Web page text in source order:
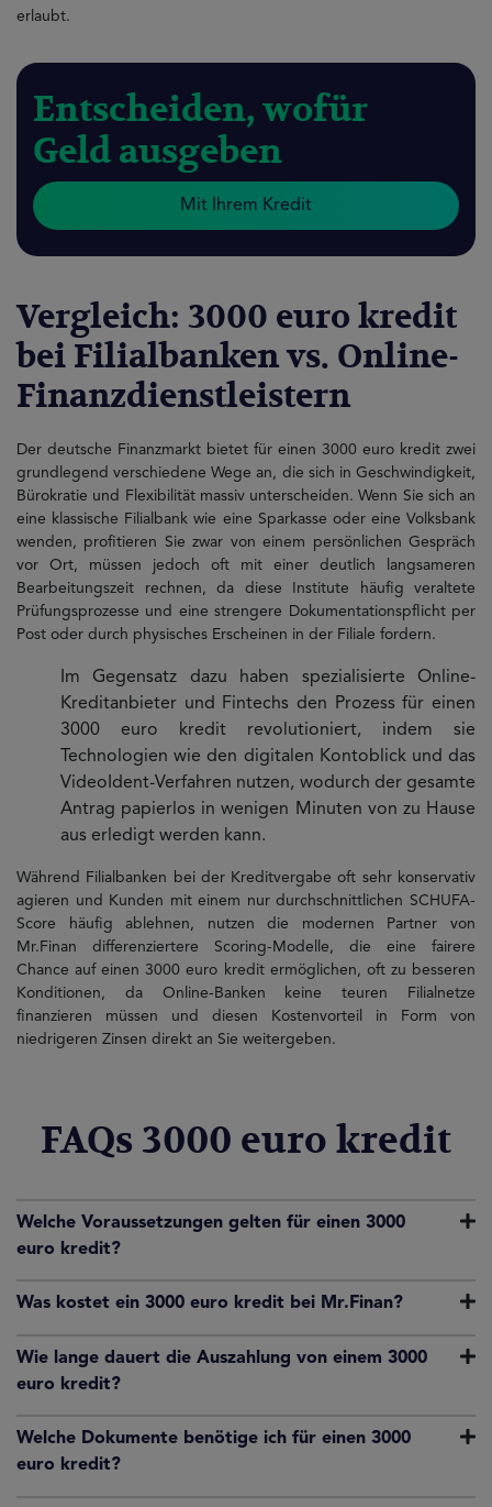
erlaubt.
Entscheiden, wofür
Geld ausgeben
Mit Ihrem Kredit
Vergleich: 3000 euro kredit
bei Filialbanken vs. Online-
Finanzdienstleistern
Der deutsche Finanzmarkt bietet für einen 3000 euro kredit zwei
grundlegend verschiedene Wege an, die sich in Geschwindigkeit,
Bürokratie und Flexibilität massiv unterscheiden. Wenn Sie sich an
eine klassische Filialbank wie eine Sparkasse oder eine Volksbank
wenden, profitieren Sie zwar von einem persönlichen Gespräch
vor Ort, müssen jedoch oft mit einer deutlich langsameren
Bearbeitungszeit rechnen, da diese Institute häufig veraltete
Prüfungsprozesse und eine strengere Dokumentationspflicht per
Post oder durch physisches Erscheinen in der Filiale fordern.
Im Gegensatz dazu haben spezialisierte Online-
Kreditanbieter und Fintechs den Prozess für einen
3000 euro kredit revolutioniert, indem sie
Technologien wie den digitalen Kontoblick und das
VideoIdent-Verfahren nutzen, wodurch der gesamte
Antrag papierlos in wenigen Minuten von zu Hause
aus erledigt werden kann.
Während Filialbanken bei der Kreditvergabe oft sehr konservativ
agieren und Kunden mit einem nur durchschnittlichen SCHUFA-
Score häufig ablehnen, nutzen die modernen Partner von
Mr.Finan differenziertere Scoring-Modelle, die eine fairere
Chance auf einen 3000 euro kredit ermöglichen, oft zu besseren
Konditionen, da Online-Banken keine teuren Filialnetze
finanzieren müssen und diesen Kostenvorteil in Form von
niedrigeren Zinsen direkt an Sie weitergeben.
FAQs 3000 euro kredit
Welche Voraussetzungen gelten für einen 3000
euro kredit?
Was kostet ein 3000 euro kredit bei Mr.Finan?
Wie lange dauert die Auszahlung von einem 3000
euro kredit?
Welche Dokumente benötige ich für einen 3000
euro kredit?